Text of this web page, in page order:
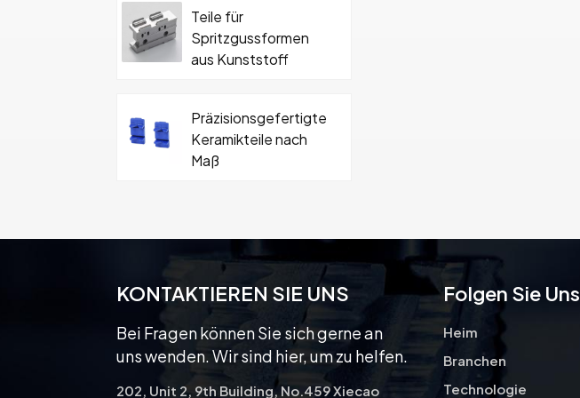
Teile für
Spritzgussformen
aus Kunststoff
Präzisionsgefertigte
Keramikteile nach
Maß
Keramikformteil mit
Schraube
KONTAKTIEREN SIE UNS
Bei Fragen können Sie sich gerne an
uns wenden. Wir sind hier, um zu helfen.
202, Unit 2, 9th Building, No.459 Xiecao
Folgen Sie Uns
Heim
Branchen
Technologie